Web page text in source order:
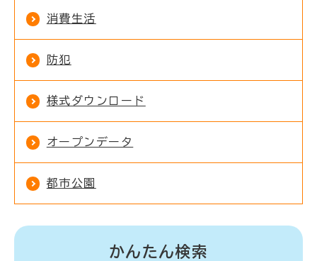
消費生活
防犯
様式ダウンロード
オープンデータ
都市公園
かんたん検索